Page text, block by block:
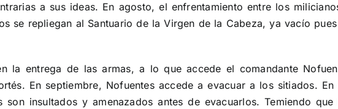
a sus ideas. En agosto, el enfrentamiento entre los
se repliegan al Santuario de la Virgen de la Cabeza, ya vacío
la entrega de las armas, a lo que accede el comandante
En septiembre, Nofuentes accede a evacuar a los sitiados.
son insultados y amenazados antes de evacuarlos. Temiendo